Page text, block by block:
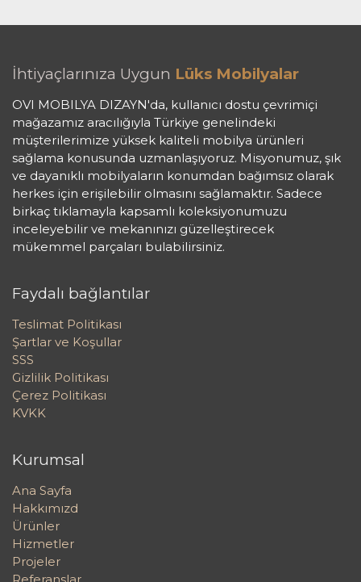
İhtiyaçlarınıza Uygun Lüks Mobilyalar
OVI MOBILYA DIZAYN'da, kullanıcı dostu çevrimiçi
mağazamız aracılığıyla Türkiye genelindeki
müşterilerimize yüksek kaliteli mobilya ürünleri
sağlama konusunda uzmanlaşıyoruz. Misyonumuz, şık
ve dayanıklı mobilyaların konumdan bağımsız olarak
herkes için erişilebilir olmasını sağlamaktır. Sadece
birkaç tıklamayla kapsamlı koleksiyonumuzu
inceleyebilir ve mekanınızı güzelleştirecek
mükemmel parçaları bulabilirsiniz.
Faydalı bağlantılar
Teslimat Politikası
Şartlar ve Koşullar
SSS
Gizlilik Politikası
Çerez Politikası
KVKK
Kurumsal
Ana Sayfa
Hakkımızd
Ürünler
Hizmetler
Projeler